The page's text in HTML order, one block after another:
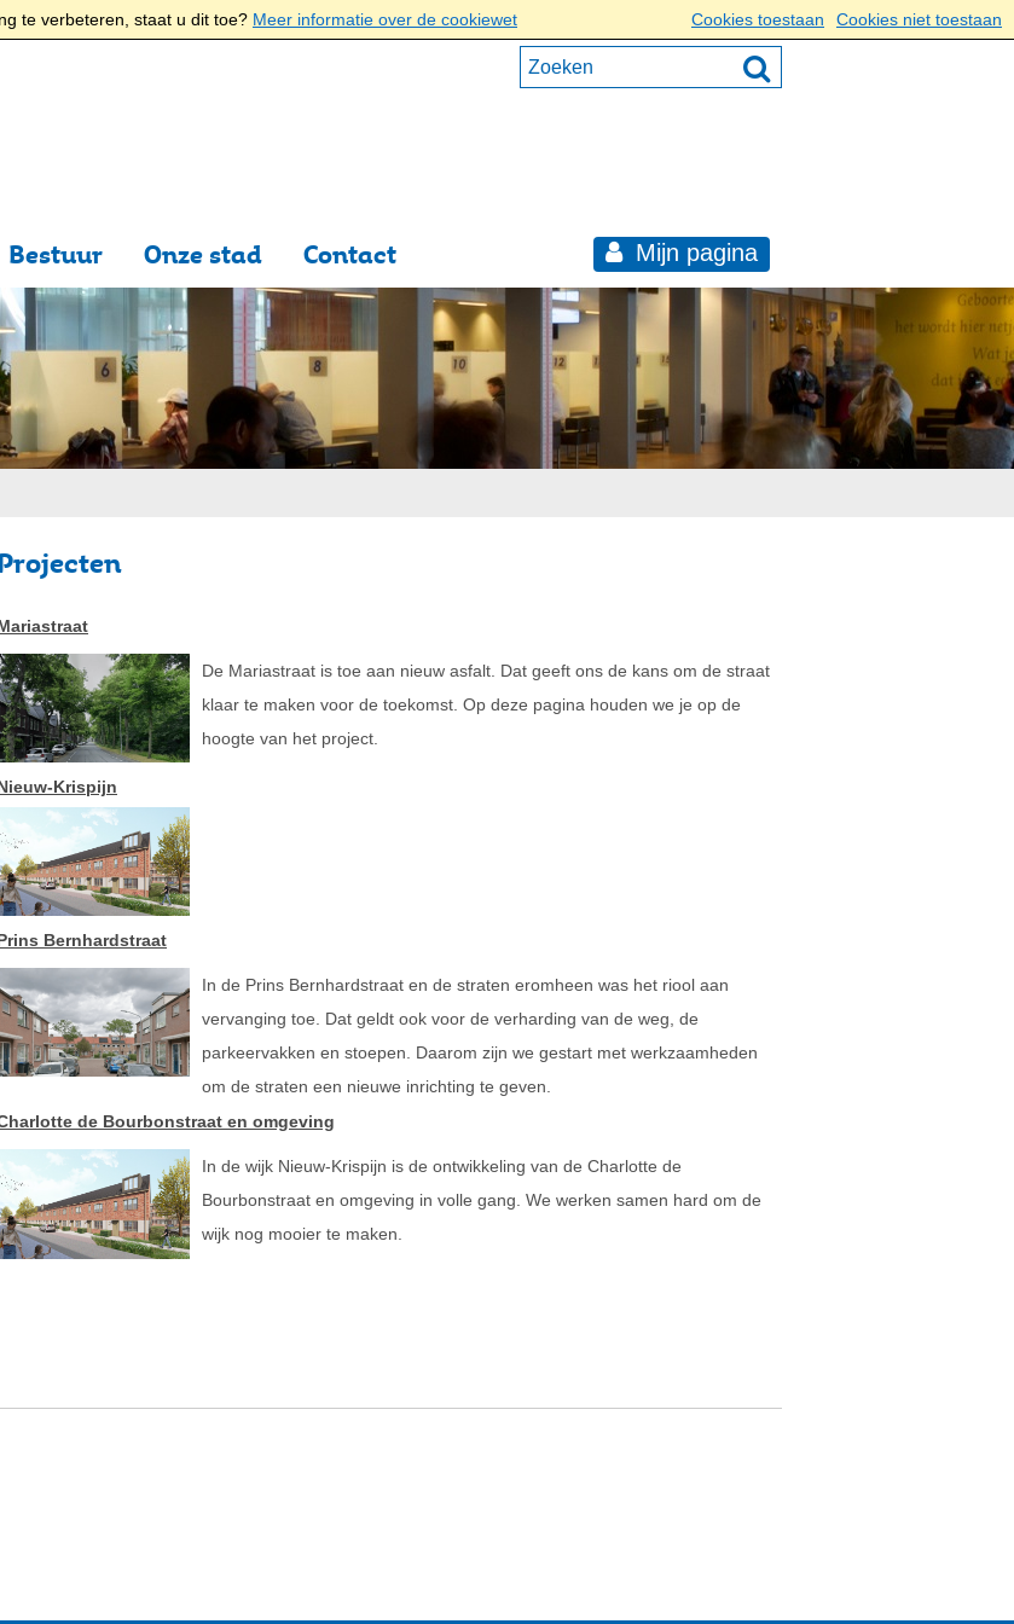
te verbeteren, staat u dit toe? Meer informatie over de cookiewet Cookies toestaan Cookies niet toestaan
Bestuur Onze stad Contact Mijn pagina
De Mariastraat is toe aan nieuw asfalt. Dat geeft ons de kans om de straat
klaar te maken voor de toekomst. Op deze pagina houden we je op de
hoogte van het project.
Krispijn
Bernhardstraat
In de Prins Bernhardstraat en de straten eromheen was het riool aan
vervanging toe. Dat geldt ook voor de verharding van de weg, de
parkeervakken en stoepen. Daarom zijn we gestart met werkzaamheden
om de straten een nieuwe inrichting te geven.
de Bourbonstraat en omgeving
In de wijk Nieuw-Krispijn is de ontwikkeling van de Charlotte de
Bourbonstraat en omgeving in volle gang. We werken samen hard om de
wijk nog mooier te maken.